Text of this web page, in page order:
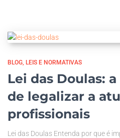
BLOG LEIS E NORMATIVAS
Lei das Doulas:
de legalizar a
profissionais
Lei das Doulas Entenda por que é